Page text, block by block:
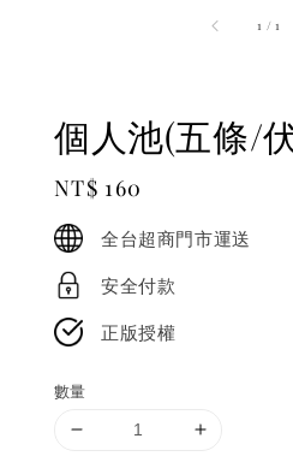
1 /1
個人池(五條/
Regular
price
NT$ 160
全台超商門市運送
安全付款
正版授權
數量